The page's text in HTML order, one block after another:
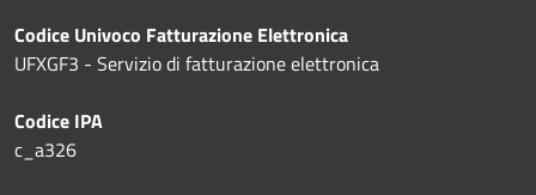
Codice Univoco Fatturazione Elettronica
UFXGF3 - Servizio di fatturazione elettronica
Codice IPA
c_a326